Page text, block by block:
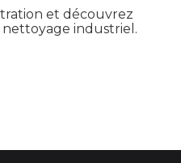
et découvrez
industriel.